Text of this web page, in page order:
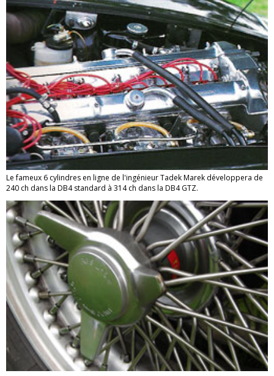
Le fameux 6 cylindres en ligne de l'ingénieur Tadek Marek développera de
240 ch dans la DB4 standard à 314 ch dans la DB4 GTZ.